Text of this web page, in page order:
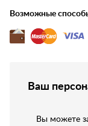
Возможные
Ваш
Вы можете